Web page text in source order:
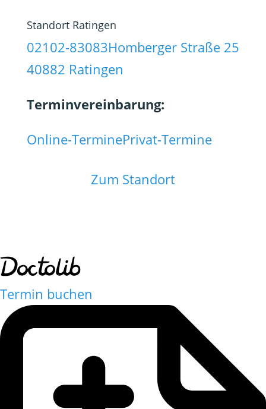
Standort Ratingen
02102-83083Homberger Straße 25
40882 Ratingen
Terminvereinbarung:
Online-TerminePrivat-Termine
Zum Standort
Termin buchen